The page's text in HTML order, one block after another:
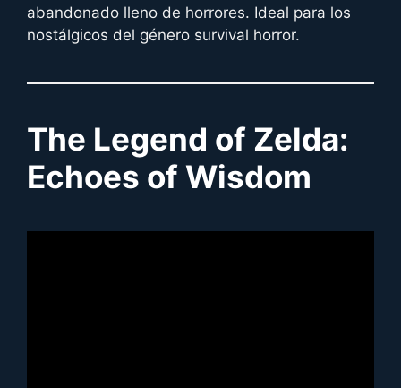
abandonado lleno de horrores. Ideal para los
nostálgicos del género survival horror.
The Legend of Zelda:
Echoes of Wisdom